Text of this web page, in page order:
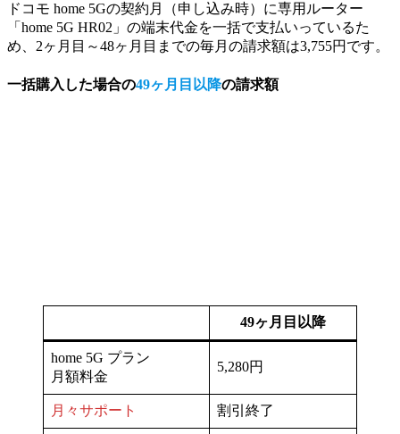
ドコモ home 5Gの契約月（申し込み時）に専用ルーター
「home 5G HR02」の端末代金を一括で支払いっているた
め、2ヶ月目～48ヶ月目までの毎月の請求額は3,755円です。
一括購入 した場合の49ヶ月目以降の請求額
49ヶ月目以降
home 5G プラン
月額料金
5,280円
月々サポート 割引終了